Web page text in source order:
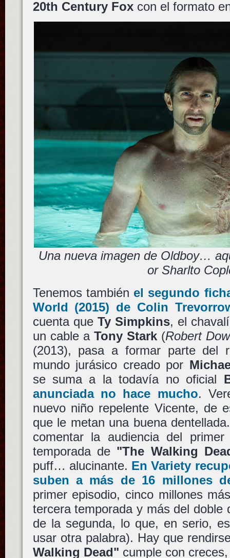
20th Century Foxcon el formato
Una nueva imagen de Oldboy…
or Sharlto
Tenemos también el segundo
World (2015) de Colin
cuenta que Ty Simpkins, el
un cable a Tony Stark(Robert
(2013), pasa a formar parte del
mundo jurásico creado por
se suma a la todavía no oficial
anunciada no hace mucho.
nuevo niño repelente Vicente, de
que le metan una buena
comentar la audiencia del
temporada de "The Walking
puff… alucinante. En Variety
suben a más de 16 millones
primer episodio, cinco millones
tercera temporada y más del doble
de la segunda, lo que, en serio,
usar otra palabra). Hay que
Walking Dead" cumple con